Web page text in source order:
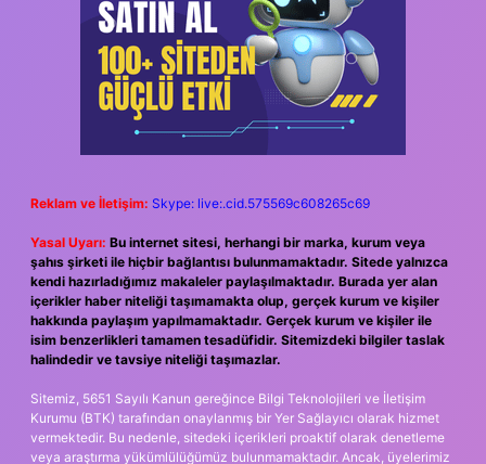
Reklam ve İletişim: Skype: live:.cid.575569c608265c69
Yasal Uyarı: Bu internet sitesi, herhangi bir marka, kurum veya
şahıs şirketi ile hiçbir bağlantısı bulunmamaktadır. Sitede yalnızca
kendi hazırladığımız makaleler paylaşılmaktadır. Burada yer alan
içerikler haber niteliği taşımamakta olup, gerçek kurum ve kişiler
hakkında paylaşım yapılmamaktadır. Gerçek kurum ve kişiler ile
isim benzerlikleri tamamen tesadüfidir. Sitemizdeki bilgiler taslak
halindedir ve tavsiye niteliği taşımazlar.
Sitemiz, 5651 Sayılı Kanun gereğince Bilgi Teknolojileri ve İletişim
Kurumu (BTK) tarafından onaylanmış bir Yer Sağlayıcı olarak hizmet
vermektedir. Bu nedenle, sitedeki içerikleri proaktif olarak denetleme
veya araştırma yükümlülüğümüz bulunmamaktadır. Ancak, üyelerimiz